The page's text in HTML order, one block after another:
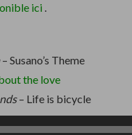
ici
– Susano’s Theme
the love
– Life is bicycle